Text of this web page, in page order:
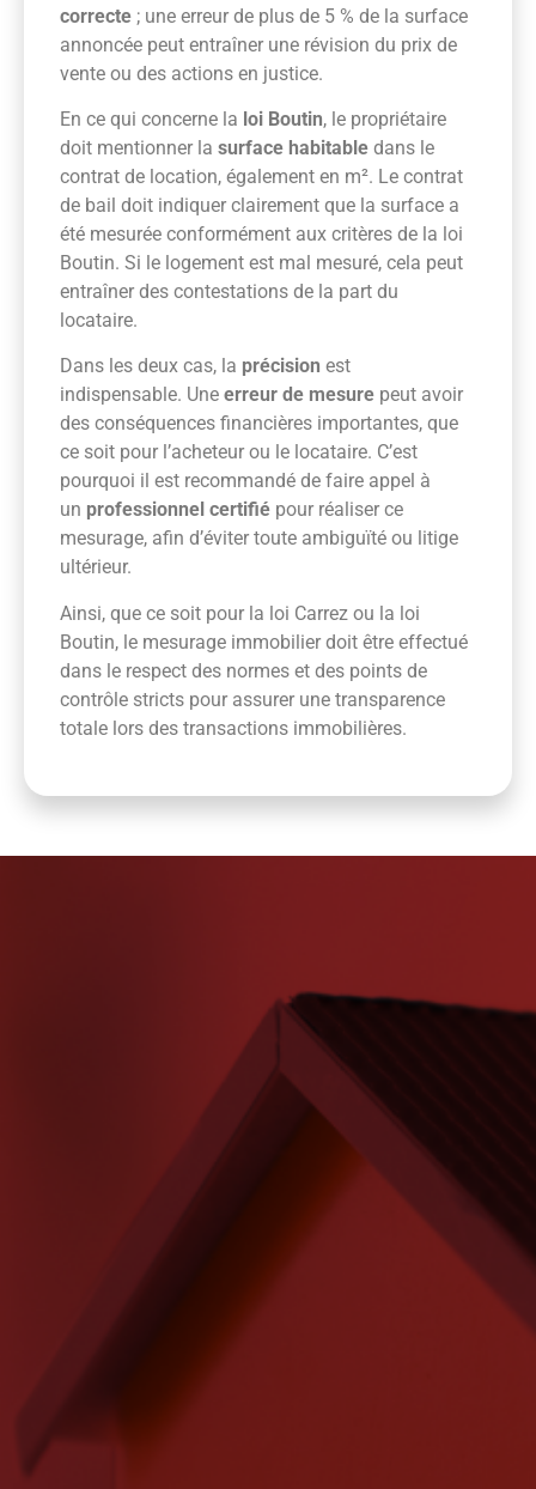
correcte ; une erreur de plus de 5 % de la surface
annoncée peut entraîner une révision du prix de
vente ou des actions en justice.
En ce qui concerne la loi Boutin, le propriétaire
doit mentionner la surface habitable dans le
contrat de location, également en m². Le contrat
de bail doit indiquer clairement que la surface a
été mesurée conformément aux critères de la loi
Boutin. Si le logement est mal mesuré, cela peut
entraîner des contestations de la part du
locataire.
Dans les deux cas, la précision est
indispensable. Une erreur de mesure peut avoir
des conséquences financières importantes, que
ce soit pour l’acheteur ou le locataire. C’est
pourquoi il est recommandé de faire appel à
un professionnel certifié pour réaliser ce
mesurage, afin d’éviter toute ambiguïté ou litige
ultérieur.
Ainsi, que ce soit pour la loi Carrez ou la loi
Boutin, le mesurage immobilier doit être effectué
dans le respect des normes et des points de
contrôle stricts pour assurer une transparence
totale lors des transactions immobilières.